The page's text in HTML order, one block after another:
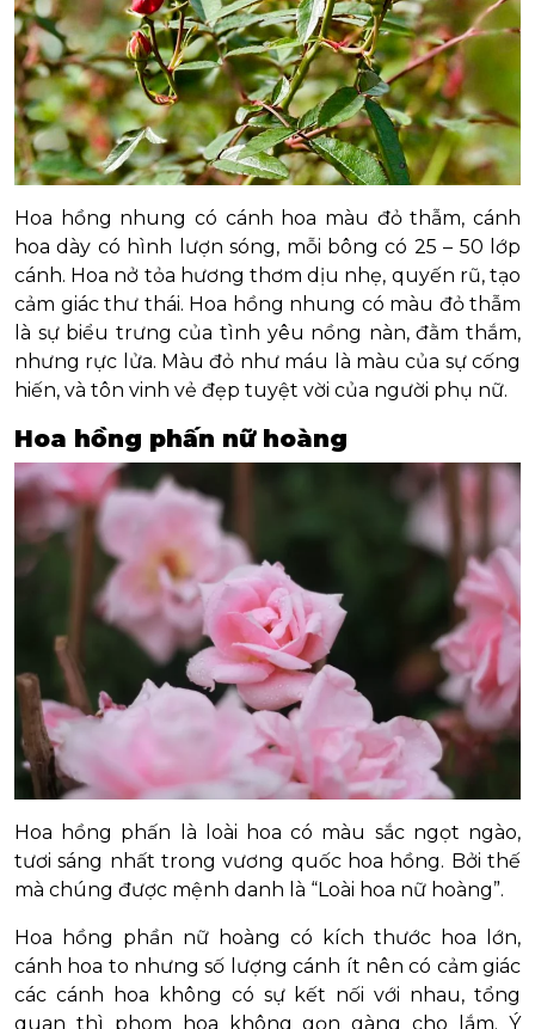
Hoa hồng nhung có cánh hoa màu đỏ thẫm, cánh
hoa dày có hình lượn sóng, mỗi bông có 25 – 50 lớp
cánh. Hoa nở tỏa hương thơm dịu nhẹ, quyến rũ, tạo
cảm giác thư thái. Hoa hồng nhung có màu đỏ thẫm
là sự biểu trưng của tình yêu nồng nàn, đằm thắm,
nhưng rực lửa. Màu đỏ như máu là màu của sự cống
hiến, và tôn vinh vẻ đẹp tuyệt vời của người phụ nữ.
Hoa hồng phấn nữ hoàng
Hoa hồng phấn là loài hoa có màu sắc ngọt ngào,
tươi sáng nhất trong vương quốc hoa hồng. Bởi thế
mà chúng được mệnh danh là “Loài hoa nữ hoàng”.
Hoa hồng phần nữ hoàng có kích thước hoa lớn,
cánh hoa to nhưng số lượng cánh ít nên có cảm giác
các cánh hoa không có sự kết nối với nhau, tổng
quan thì phom hoa không gọn gàng cho lắm. Ý